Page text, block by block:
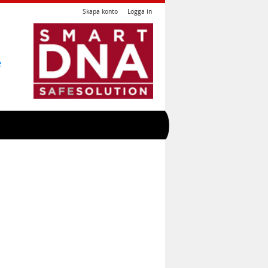
Skapa konto Logga in